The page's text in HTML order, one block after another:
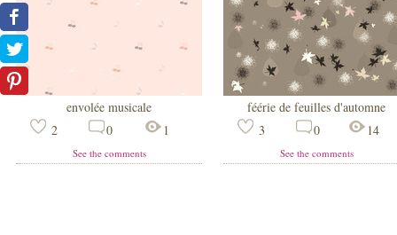
envolée musicale
2
0 1
See the comments
féérie de feuilles d'automne
3
0 14
See the comments